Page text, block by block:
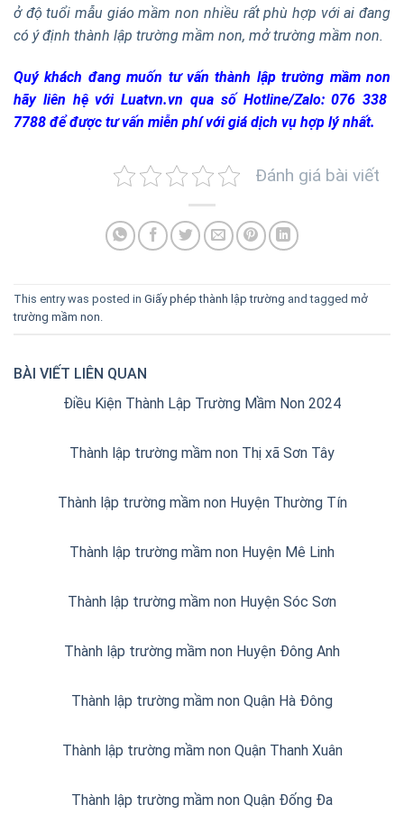
ở độ tuổi mẫu giáo mầm non nhiều rất phù hợp với ai đang
có ý định thành lập trường mầm non, mở trường mầm non.
Quý khách đang muốn tư vấn thành lập trường mầm non
hãy liên hệ với Luatvn.vn qua số Hotline/Zalo: 076 338
7788 để được tư vấn miễn phí với giá dịch vụ hợp lý nhất.
Đánh giá bài viết
This entry was posted in Giấy phép thành lập trường and tagged mở
trường mầm non.
BÀI VIẾT LIÊN QUAN
Điều Kiện Thành Lập Trường Mầm Non 2024
Thành lập trường mầm non Thị xã Sơn Tây
Thành lập trường mầm non Huyện Thường Tín
Thành lập trường mầm non Huyện Mê Linh
Thành lập trường mầm non Huyện Sóc Sơn
Thành lập trường mầm non Huyện Đông Anh
Thành lập trường mầm non Quận Hà Đông
Thành lập trường mầm non Quận Thanh Xuân
Thành lập trường mầm non Quận Đống Đa